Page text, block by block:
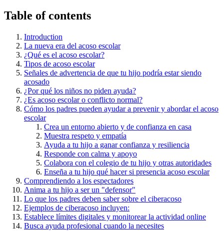
Table of contents
Introduction
La nueva era del acoso escolar
¿Qué es el acoso escolar?
Tipos de acoso escolar
Señales de advertencia de que tu hijo podría estar siendo
acosado
¿Por qué los niños no piden ayuda?
¿Es acoso escolar o conflicto normal?
Cómo los padres pueden ayudar a prevenir y abordar el acoso
escolar
Crea un entorno abierto y de confianza en casa
Muestra respeto y empatía
Ayuda a tu hijo a ganar confianza y resiliencia
Responde con calma y apoyo
Colabora con el colegio de tu hijo y otras autoridades
Enseña a tu hijo qué hacer si presencia acoso escolar
Comprendiendo a los espectadores
Anima a tu hijo a ser un "defensor"
Lo que los padres deben saber sobre el ciberacoso
Ejemplos de ciberacoso incluyen:
Establece límites digitales y monitorear la actividad online
Busca ayuda profesional cuando la necesites